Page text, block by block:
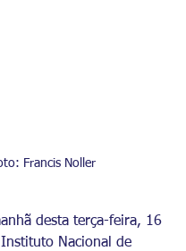
Francis Noller
desta terça-feira, 16
Nacional de